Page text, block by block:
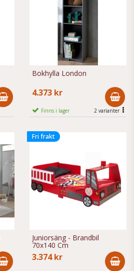
Bokhylla London
4.373 kr
Finns i lager 2 varianter
Fri frakt
Juniorsäng - Brandbil
70x140 Cm
3.374 kr